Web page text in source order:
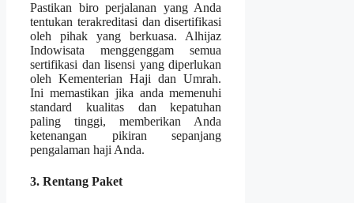
Pastikan biro perjalanan yang Anda
tentukan terakreditasi dan disertifikasi
oleh pihak yang berkuasa. Alhijaz
Indowisata menggenggam semua
sertifikasi dan lisensi yang diperlukan
oleh Kementerian Haji dan Umrah.
Ini memastikan jika anda memenuhi
standard kualitas dan kepatuhan
paling tinggi, memberikan Anda
ketenangan pikiran sepanjang
pengalaman haji Anda.
3. Rentang Paket